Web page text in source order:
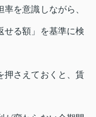
を意識しながら、
せる額」を基準に検
押さえておくと、賃